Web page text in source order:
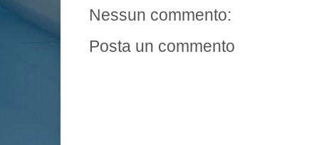
Nessun commento:
Posta un commento